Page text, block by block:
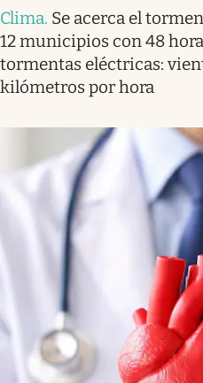
Clima. Se acerca el
12 municipios con 48
tormentas eléctricas:
kilómetros por hora